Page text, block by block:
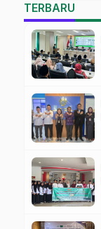
TERBARU